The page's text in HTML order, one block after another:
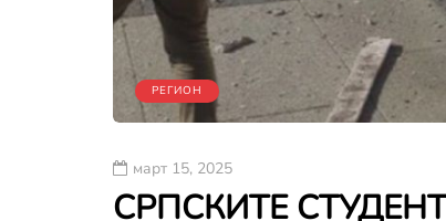
РЕГИОН
март 15, 2025
СРПСКИТЕ